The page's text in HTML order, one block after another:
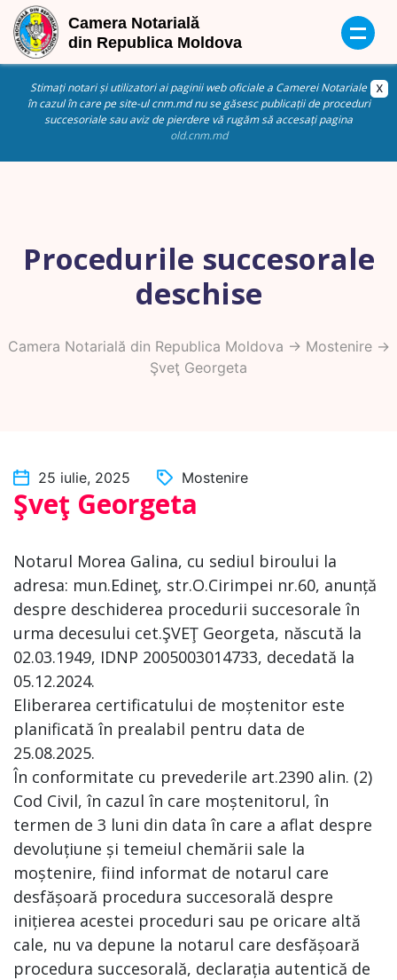
Stimați notari și utilizatori ai paginii web oficiale a Camerei Notariale
în cazul în care pe site-ul cnm.md nu se găsesc publicații de proceduri
succesoriale sau aviz de pierdere vă rugăm să accesați pagina
old.cnm.md
Procedurile succesorale
deschise
Camera Notarială din Republica Moldova -> Mostenire->
Şveţ Georgeta
25 iulie, 2025 Mostenire
Şveţ Georgeta
Notarul Morea Galina, cu sediul biroului la
adresa: mun.Edineţ, str.O.Cirimpei nr.60, anunță
despre deschiderea procedurii succesorale în
urma decesului cet.ŞVEŢ Georgeta, născută la
02.03.1949, IDNP 2005003014733, decedată la
05.12.2024.
Eliberarea certificatului de moștenitor este
planificată în prealabil pentru data de
25.08.2025.
În conformitate cu prevederile art.2390 alin. (2)
Cod Civil, în cazul în care moștenitorul, în
termen de 3 luni din data în care a aflat despre
devoluțiune și temeiul chemării sale la
moștenire, fiind informat de notarul care
desfășoară procedura succesorală despre
inițierea acestei proceduri sau pe oricare altă
cale, nu va depune la notarul care desfășoară
procedura succesorală, declarația autentică de